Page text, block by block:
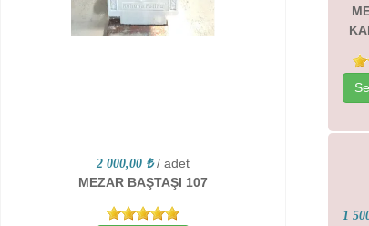
2 000,00 ₺ / adet
MEZAR BAŞTAŞI 107
1